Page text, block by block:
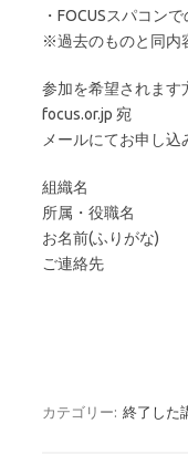
・FOCUSスパコン
※過去のものと同内
参加を希望されま
focus.or.jp 宛
メールにてお申し込
組織名
所属・役職名
お名前(ふりがな)
ご連絡先
カテゴリー: 終了した